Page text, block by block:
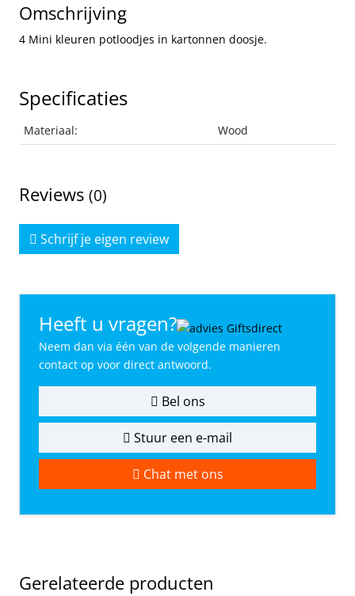
Omschrijving
4 Mini kleuren potloodjes in kartonnen doosje.
Specificaties
Materiaal: Wood
Reviews (0)
Schrijf je eigen review
Heeft u vragen?
Neem dan via één van de volgende manieren
contact op voor direct antwoord.
Bel ons
Stuur een e-mail
Chat met ons
Gerelateerde producten